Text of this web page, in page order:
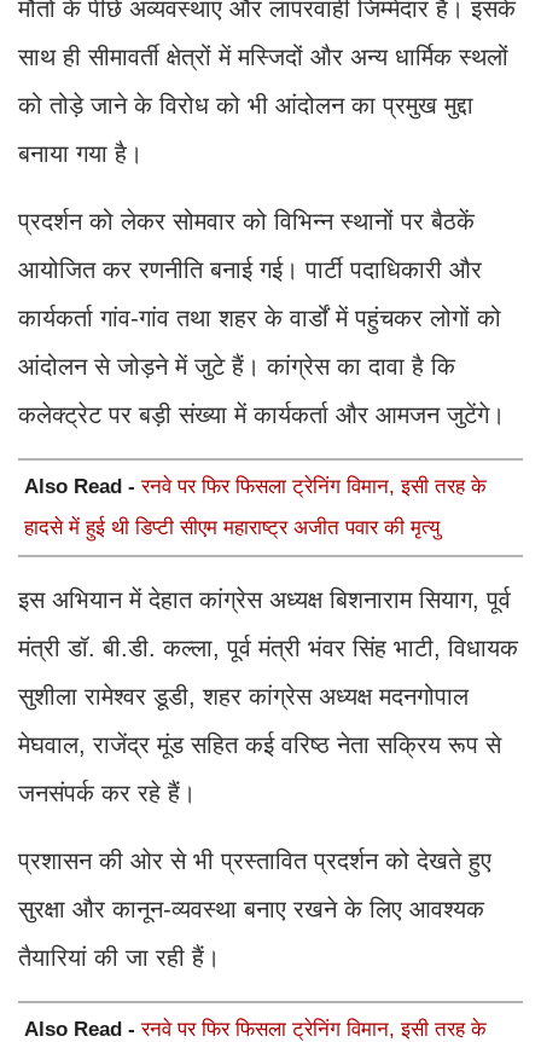
मौतों के पीछे अव्यवस्थाएं और लापरवाही जिम्मेदार हैं। इसके
साथ ही सीमावर्ती क्षेत्रों में मस्जिदों और अन्य धार्मिक स्थलों
को तोड़े जाने के विरोध को भी आंदोलन का प्रमुख मुद्दा
बनाया गया है।
प्रदर्शन को लेकर सोमवार को विभिन्न स्थानों पर बैठकें
आयोजित कर रणनीति बनाई गई। पार्टी पदाधिकारी और
कार्यकर्ता गांव-गांव तथा शहर के वार्डों में पहुंचकर लोगों को
आंदोलन से जोड़ने में जुटे हैं। कांग्रेस का दावा है कि
कलेक्ट्रेट पर बड़ी संख्या में कार्यकर्ता और आमजन जुटेंगे।
Also Read -रनवे पर फिर फिसला ट्रेनिंग विमान, इसी तरह के
हादसे में हुई थी डिप्टी सीएम महाराष्ट्र अजीत पवार की मृत्यु
इस अभियान में देहात कांग्रेस अध्यक्ष बिशनाराम सियाग, पूर्व
मंत्री डॉ. बी.डी. कल्ला, पूर्व मंत्री भंवर सिंह भाटी, विधायक
सुशीला रामेश्वर डूडी, शहर कांग्रेस अध्यक्ष मदनगोपाल
मेघवाल, राजेंद्र मूंड सहित कई वरिष्ठ नेता सक्रिय रूप से
जनसंपर्क कर रहे हैं।
प्रशासन की ओर से भी प्रस्तावित प्रदर्शन को देखते हुए
सुरक्षा और कानून-व्यवस्था बनाए रखने के लिए आवश्यक
तैयारियां की जा रही हैं।
Also Read -रनवे पर फिर फिसला ट्रेनिंग विमान, इसी तरह के